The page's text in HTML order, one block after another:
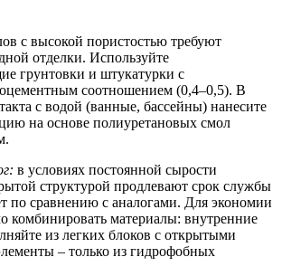
с высокой пористостью требуют
отделки. Используйте
грунтовки и штукатурки с
соотношением (0,4–0,5). В
с водой (ванные, бассейны) нанесите
на основе полиуретановых смол
в условиях постоянной сырости
структурой продлевают срок службы
по сравнению с аналогами. Для экономии
комбинировать материалы: внутренние
из легких блоков с открытыми
– только из гидрофобных